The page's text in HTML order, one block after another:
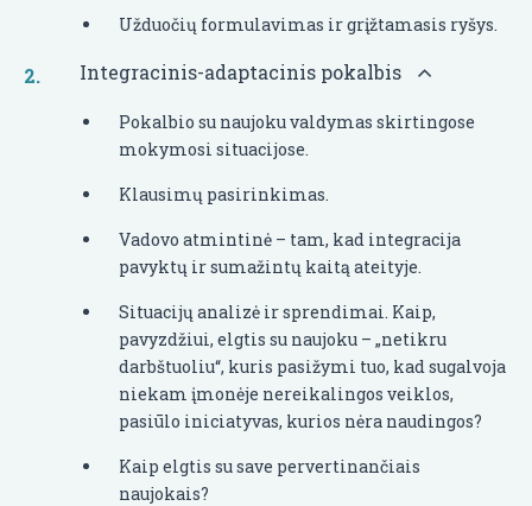
Užduočių formulavimas ir grįžtamasis ryšys.
Integracinis-adaptacinis pokalbis
Pokalbio su naujoku valdymas skirtingose
mokymosi situacijose.
Klausimų pasirinkimas.
Vadovo atmintinė – tam, kad integracija
pavyktų ir sumažintų kaitą ateityje.
Situacijų analizė ir sprendimai. Kaip,
pavyzdžiui, elgtis su naujoku – „netikru
darbštuoliu“, kuris pasižymi tuo, kad sugalvoja
niekam įmonėje nereikalingos veiklos,
pasiūlo iniciatyvas, kurios nėra naudingos?
Kaip elgtis su save pervertinančiais
naujokais?